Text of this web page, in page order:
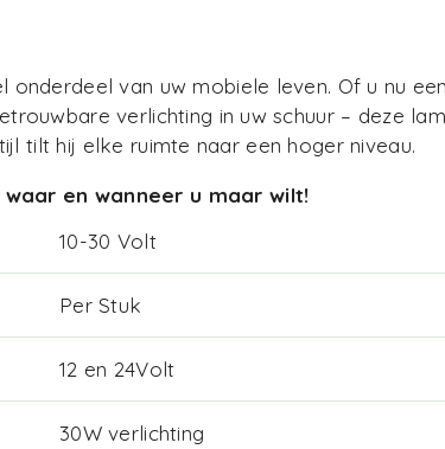
onderdeel van uw mobiele leven. Of u nu
verlichting in uw schuur – deze
tilt hij elke ruimte naar een hoger niveau.
en wanneer u maar wilt!
10-30 Volt
Per Stuk
12 en 24Volt
30W verlichting